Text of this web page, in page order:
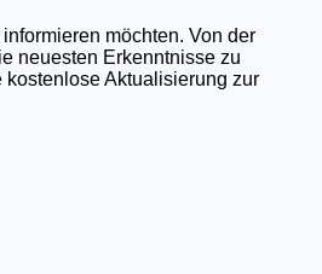
möchten. Von der
neuesten Erkenntnisse zu
Aktualisierung zur